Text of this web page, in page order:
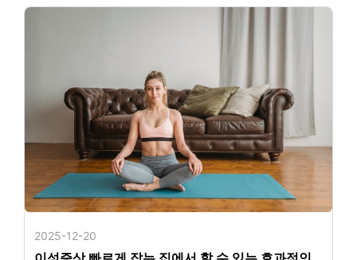
2025-12-20